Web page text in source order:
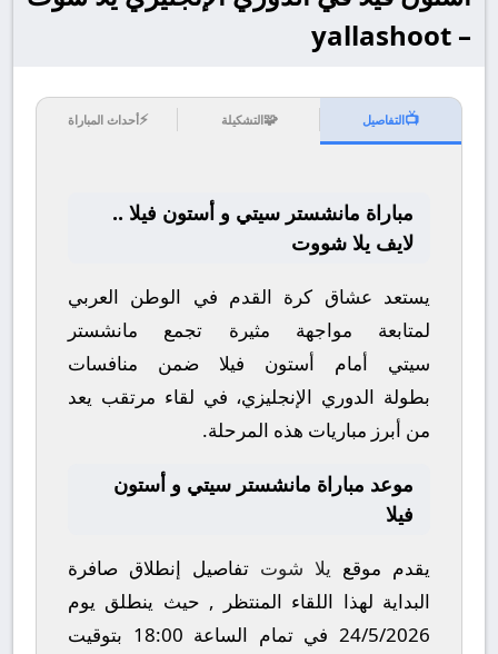
– yallashoot
📺التفاصيل 🧩التشكيلة ⚡أحداث المباراة
مباراة مانشستر سيتي و أستون فيلا ..
لايف يلا شووت
يستعد عشاق كرة القدم في الوطن العربي
لمتابعة مواجهة مثيرة تجمع مانشستر
سيتي أمام أستون فيلا ضمن منافسات
بطولة الدوري الإنجليزي، في لقاء مرتقب يعد
من أبرز مباريات هذه المرحلة.
موعد مباراة مانشستر سيتي و أستون
فيلا
يقدم موقع يلا شوت تفاصيل إنطلاق صافرة
البداية لهذا اللقاء المنتظر , حيث ينطلق يوم
24/5/2026في تمام الساعة 18:00 بتوقيت